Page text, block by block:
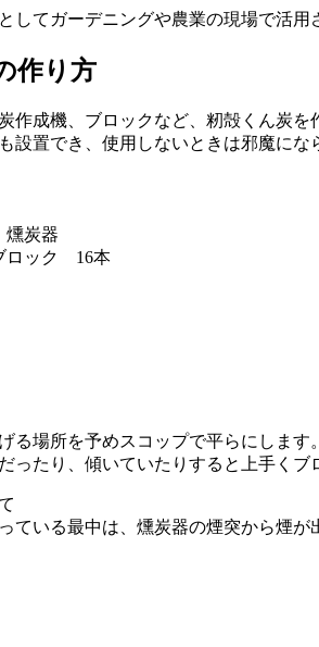
してガーデニングや農業の現場で活
作り方
作成機、ブロックなど、籾殻くん炭
設置でき、使用しないときは邪魔に
炭器
ロック 16本
る場所を予めスコップで平らにします
たり、傾いていたりすると上手くブ
いる最中は、燻炭器の煙突から煙が